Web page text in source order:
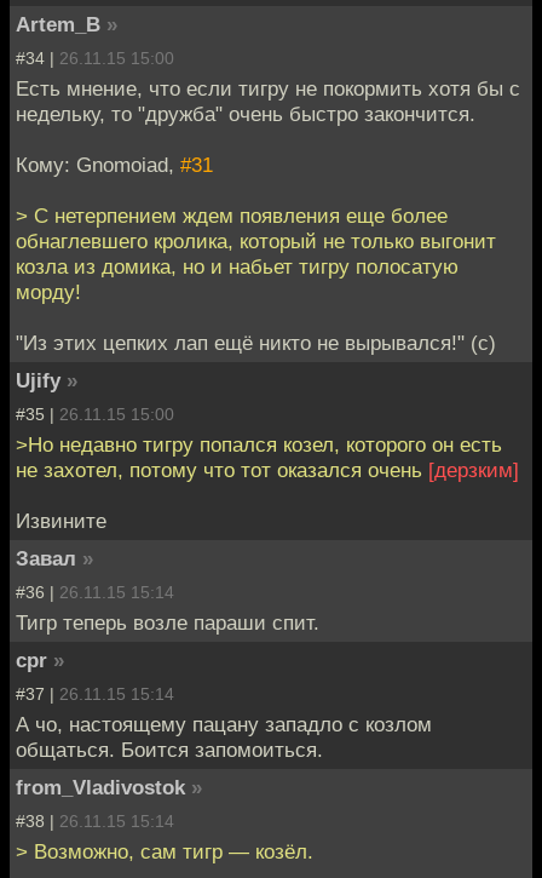
Artem_B »
#34 | 26.11.15 15:00
Есть мнение, что если тигру не покормить хотя бы с
недельку, то "дружба" очень быстро закончится.
Кому: Gnomoiad, #31
> С нетерпением ждем появления еще более
обнаглевшего кролика, который не только выгонит
козла из домика, но и набьет тигру полосатую
морду!
"Из этих цепких лап ещё никто не вырывался!" (c)
Ujify »
#35 | 26.11.15 15:00
>Но недавно тигру попался козел, которого он есть
не захотел, потому что тот оказался очень [дерзким]
Извините
Завал »
#36 | 26.11.15 15:14
Тигр теперь возле параши спит.
cpr »
#37 | 26.11.15 15:14
А чо, настоящему пацану западло с козлом
общаться. Боится запомоиться.
from_Vladivostok »
#38 | 26.11.15 15:14
> Возможно, сам тигр — козёл.